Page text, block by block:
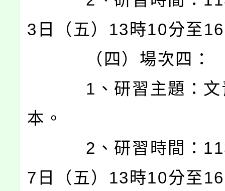
3日（五）13時10分至
（四）場次四：
1、研習主題：文
本。
2、研習時間：113
7日（五）13時10分至